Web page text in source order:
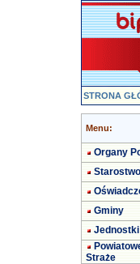
STRONA
Menu:
Organy
Gminy
Straże